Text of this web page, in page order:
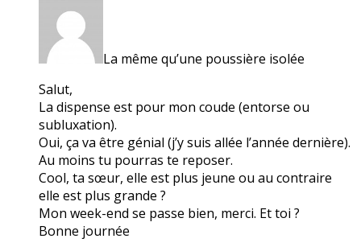
La même qu’une poussière isolée
Salut,
La dispense est pour mon coude (entorse ou
subluxation).
Oui, ça va être génial (j’y suis allée l’année dernière).
Au moins tu pourras te reposer.
Cool, ta sœur, elle est plus jeune ou au contraire
elle est plus grande ?
Mon week-end se passe bien, merci. Et toi ?
Bonne journée